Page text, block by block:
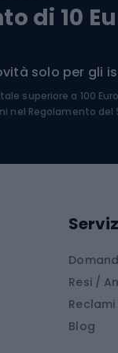
Sci
di 10
solo per gli
superiore a 100
nel Regolamento del
Resi /
Reclami
Blog